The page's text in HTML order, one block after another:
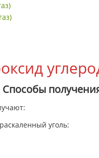
Способы
уголь: